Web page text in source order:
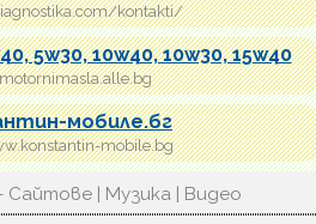
kontakti/
5w30, 10w40, 10w30, 15w40
мобиле.бг
mobile.bg
Сайтове | Музика | Видео